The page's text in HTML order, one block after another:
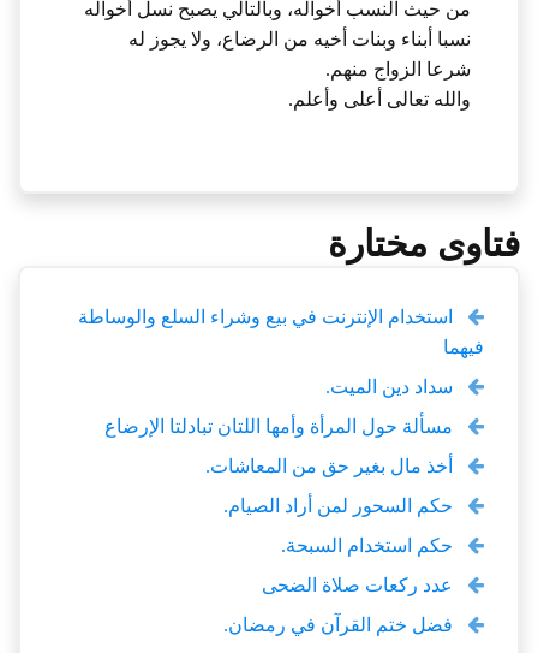
من حيث النسب أخواله، وبالتالي يصبح نسل أخواله
نسبا أبناء وبنات أخيه من الرضاع، ولا يجوز له
شرعا الزواج منهم.
والله تعالى أعلى وأعلم.
فتاوى مختارة
استخدام الإنترنت في بيع وشراء السلع والوساطة
فيهما
سداد دين الميت.
مسألة حول المرأة وأمها اللتان تبادلتا الإرضاع
أخذ مال بغير حق من المعاشات.
حكم السحور لمن أراد الصيام.
حكم استخدام السبحة.
عدد ركعات صلاة الضحى
فضل ختم القرآن في رمضان.